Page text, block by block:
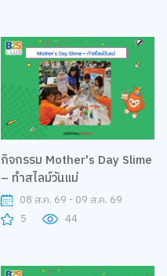
กิจกรรม Mother's Day Slime
– ทำสไลม์วันแม่
08 ส.ค. 69 - 09 ส.ค. 69
5
44